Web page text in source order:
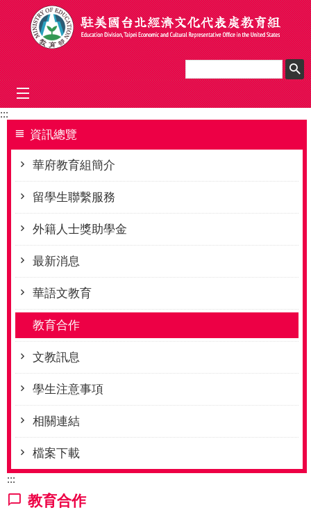
跳到主要內容區塊
mobile_menu
:::
資訊總覽
華府教育組簡介
留學生聯繫服務
外籍人士獎助學金
最新消息
華語文教育
教育合作
文教訊息
學生注意事項
相關連結
檔案下載
:::
教育合作